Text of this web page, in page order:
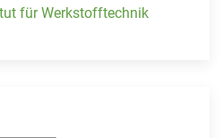
für Werkstofftechnik